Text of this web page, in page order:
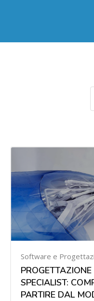
Software e
SPECIALIST:
PARTIRE DAL